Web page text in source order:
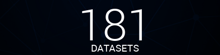
181
DATASETS